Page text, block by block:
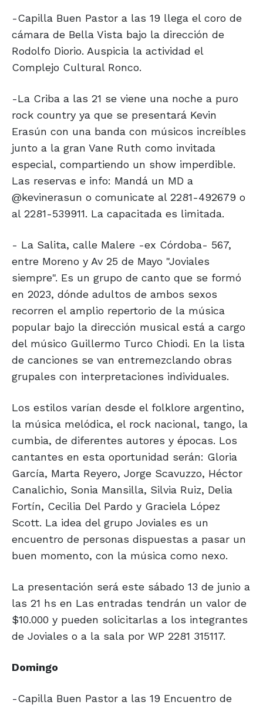
-Capilla Buen Pastor a las 19 llega el coro de
cámara de Bella Vista bajo la dirección de
Rodolfo Diorio. Auspicia la actividad el
Complejo Cultural Ronco.
-La Criba a las 21 se viene una noche a puro
rock country ya que se presentará Kevin
Erasún con una banda con músicos increíbles
junto a la gran Vane Ruth como invitada
especial, compartiendo un show imperdible.
Las reservas e info: Mandá un MD a
@kevinerasun o comunicate al 2281-492679 o
al 2281-539911. La capacitada es limitada.
- La Salita, calle Malere -ex Córdoba- 567,
entre Moreno y Av 25 de Mayo "Joviales
siempre". Es un grupo de canto que se formó
en 2023, dónde adultos de ambos sexos
recorren el amplio repertorio de la música
popular bajo la dirección musical está a cargo
del músico Guillermo Turco Chiodi. En la lista
de canciones se van entremezclando obras
grupales con interpretaciones individuales.
Los estilos varían desde el folklore argentino,
la música melódica, el rock nacional, tango, la
cumbia, de diferentes autores y épocas. Los
cantantes en esta oportunidad serán: Gloria
García, Marta Reyero, Jorge Scavuzzo, Héctor
Canalichio, Sonia Mansilla, Silvia Ruiz, Delia
Fortín, Cecilia Del Pardo y Graciela López
Scott. La idea del grupo Joviales es un
encuentro de personas dispuestas a pasar un
buen momento, con la música como nexo.
La presentación será este sábado 13 de junio a
las 21 hs en Las entradas tendrán un valor de
$10.000 y pueden solicitarlas a los integrantes
de Joviales o a la sala por WP 2281 315117.
Domingo
-Capilla Buen Pastor a las 19 Encuentro de